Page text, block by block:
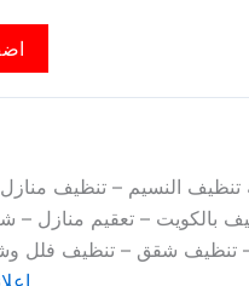
النسيم – تنظيف منازل
تنظيف بالكويت – تعقيم
تنظيف شقق – تنظيف فلل